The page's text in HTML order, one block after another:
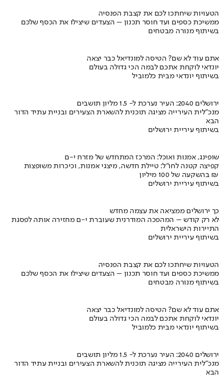
הטעויות שיחתכו לכם את קצבת הפנסיה
ממשיכת כספים ועד חוסר תכנון – הצעדים שיצילו את הכסף שלכם
בשיתוף מנורה מבטחים
אתם עוד לא שם? הטיסה למונדיאל כבר יצאה
יונדאי לוקחת אתכם לבמה הכי גדולה בעולם
בשיתוף יונדאי מבית כלמוביל
ירושלים 2040: העיר נערכת ל- 1.5 מליון תושבים
מנכ"לית העירייה מציגה תוכנית להשארת הצעירים ובניית עתיד הדור
הבא
בשיתוף עיריית ירושלים
שופינג, אמנות ואוכל: המרכז המתחדש של מזרח י-ם
קפיצה קטנה לחו"ל: טיילת חדשה, מיצגי אמנות, וכיכרות משופצות
בהשקעה של 100 מיליון ₪
בשיתוף עיריית ירושלים
כך ירושלים ממציאה את עצמה מחדש
לא רק קודש – המהפכה המודרנית שעוברת י-ם מחזירה אותה לפסגת
התיירות הישראלית
בשיתוף עיריית ירושלים
הטעויות שיחתכו לכם את קצבת הפנסיה
ממשיכת כספים ועד חוסר תכנון – הצעדים שיצילו את הכסף שלכם
בשיתוף מנורה מבטחים
אתם עוד לא שם? הטיסה למונדיאל כבר יצאה
יונדאי לוקחת אתכם לבמה הכי גדולה בעולם
בשיתוף יונדאי מבית כלמוביל
ירושלים 2040: העיר נערכת ל- 1.5 מליון תושבים
מנכ"לית העירייה מציגה תוכנית להשארת הצעירים ובניית עתיד הדור
הבא